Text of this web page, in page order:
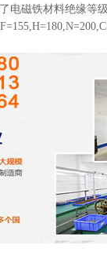
电磁铁材料绝缘等